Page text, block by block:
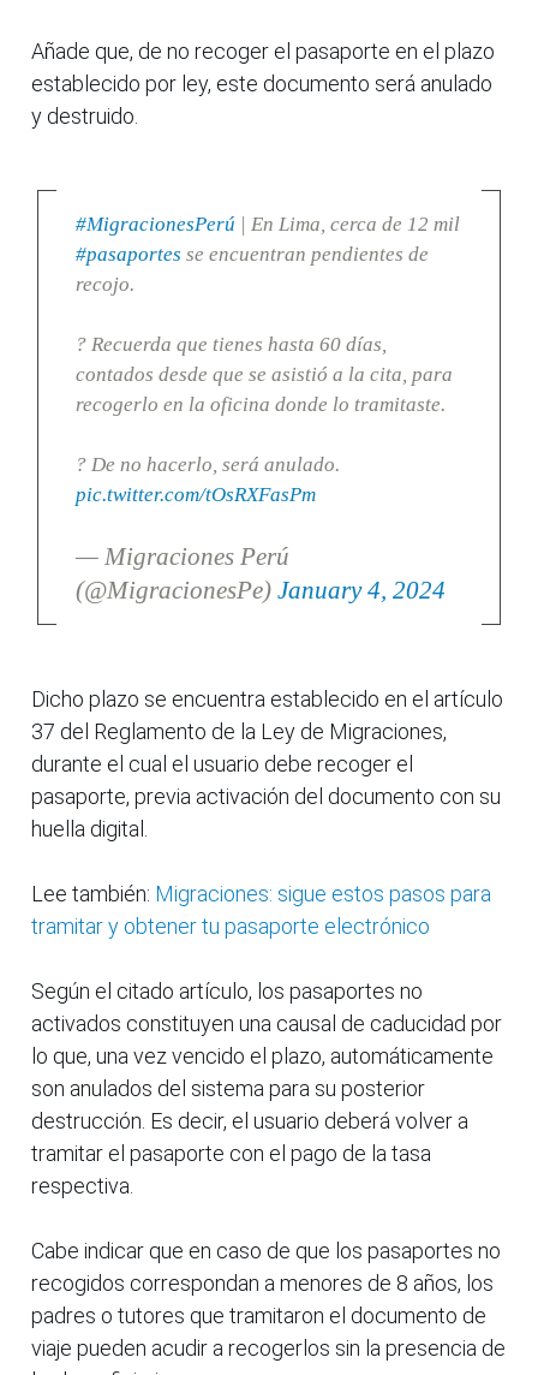
Añade que, de no recoger el pasaporte en el plazo
establecido por ley, este documento será anulado
y destruido.
#MigracionesPerú | En Lima, cerca de 12 mil
#pasaportes se encuentran pendientes de
recojo.
? Recuerda que tienes hasta 60 días,
contados desde que se asistió a la cita, para
recogerlo en la oficina donde lo tramitaste.
? De no hacerlo, será anulado.
pic.twitter.com/tOsRXFasPm
— Migraciones Perú
(@MigracionesPe) January 4, 2024
Dicho plazo se encuentra establecido en el artículo
37 del Reglamento de la Ley de Migraciones,
durante el cual el usuario debe recoger el
pasaporte, previa activación del documento con su
huella digital.
Lee también: Migraciones: sigue estos pasos para
tramitar y obtener tu pasaporte electrónico
Según el citado artículo, los pasaportes no
activados constituyen una causal de caducidad por
lo que, una vez vencido el plazo, automáticamente
son anulados del sistema para su posterior
destrucción. Es decir, el usuario deberá volver a
tramitar el pasaporte con el pago de la tasa
respectiva.
Cabe indicar que en caso de que los pasaportes no
recogidos correspondan a menores de 8 años, los
padres o tutores que tramitaron el documento de
viaje pueden acudir a recogerlos sin la presencia de